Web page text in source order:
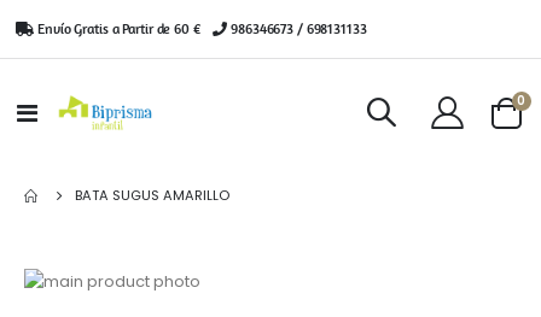
Envío Gratis a Partir de 60 € | 986346673 / 698131133
Toggle
Cart
0
BATA SUGUS AMARILLO
Saltar